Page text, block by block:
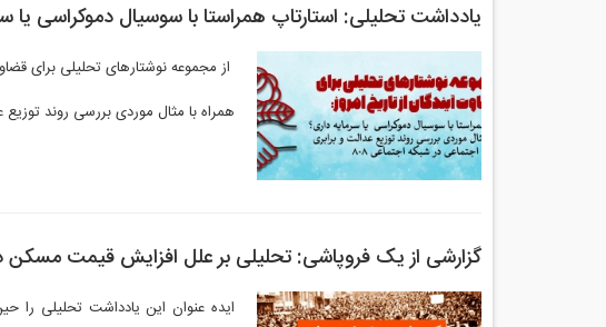
یادداشت تحلیلی: استارتاپ همراستا با سوسیال دموکراسی یا
از مجموعه نوشتارهای تحلیلی برای
همراه با مثال موردی بررسی روند توزیع
گزارشی از یک فروپاشی: تحلیلی بر علل افزایش قیمت مسکن
ایده عنوان این یادداشت تحلیلی را